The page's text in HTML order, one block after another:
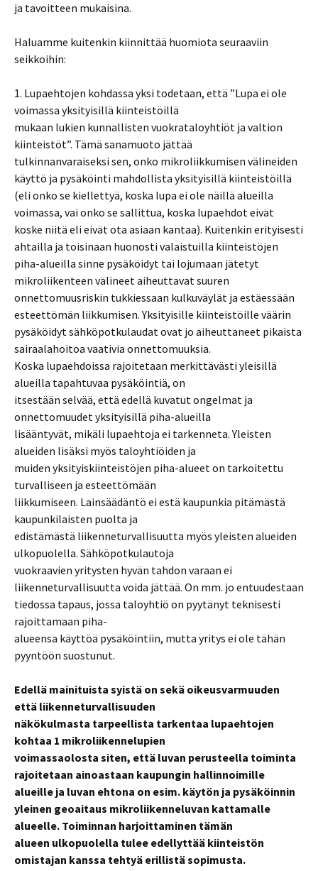
ja tavoitteen mukaisina.
Haluamme kuitenkin kiinnittää huomiota seuraaviin
seikkoihin:
1. Lupaehtojen kohdassa yksi todetaan, että ”Lupa ei ole
voimassa yksityisillä kiinteistöillä
mukaan lukien kunnallisten vuokrataloyhtiöt ja valtion
kiinteistöt”. Tämä sanamuoto jättää
tulkinnanvaraiseksi sen, onko mikroliikkumisen välineiden
käyttö ja pysäköinti mahdollista yksityisillä kiinteistöillä
(eli onko se kiellettyä, koska lupa ei ole näillä alueilla
voimassa, vai onko se sallittua, koska lupaehdot eivät
koske niitä eli eivät ota asiaan kantaa). Kuitenkin erityisesti
ahtailla ja toisinaan huonosti valaistuilla kiinteistöjen
piha-alueilla sinne pysäköidyt tai lojumaan jätetyt
mikroliikenteen välineet aiheuttavat suuren
onnettomuusriskin tukkiessaan kulkuväylät ja estäessään
esteettömän liikkumisen. Yksityisille kiinteistöille väärin
pysäköidyt sähköpotkulaudat ovat jo aiheuttaneet pikaista
sairaalahoitoa vaativia onnettomuuksia.
Koska lupaehdoissa rajoitetaan merkittävästi yleisillä
alueilla tapahtuvaa pysäköintiä, on
itsestään selvää, että edellä kuvatut ongelmat ja
onnettomuudet yksityisillä piha-alueilla
lisääntyvät, mikäli lupaehtoja ei tarkenneta. Yleisten
alueiden lisäksi myös taloyhtiöiden ja
muiden yksityiskiinteistöjen piha-alueet on tarkoitettu
turvalliseen ja esteettömään
liikkumiseen. Lainsäädäntö ei estä kaupunkia pitämästä
kaupunkilaisten puolta ja
edistämästä liikenneturvallisuutta myös yleisten alueiden
ulkopuolella. Sähköpotkulautoja
vuokraavien yritysten hyvän tahdon varaan ei
liikenneturvallisuutta voida jättää. On mm. jo entuudestaan
tiedossa tapaus, jossa taloyhtiö on pyytänyt teknisesti
rajoittamaan piha-
alueensa käyttöä pysäköintiin, mutta yritys ei ole tähän
pyyntöön suostunut.
Edellä mainituista syistä on sekä oikeusvarmuuden
että liikenneturvallisuuden
näkökulmasta tarpeellista tarkentaa lupaehtojen
kohtaa 1 mikroliikennelupien
voimassaolosta siten, että luvan perusteella toiminta
rajoitetaan ainoastaan kaupungin hallinnoimille
alueille ja luvan ehtona on esim. käytön ja pysäköinnin
yleinen geoaitaus mikroliikenneluvan kattamalle
alueelle. Toiminnan harjoittaminen tämän
alueen ulkopuolella tulee edellyttää kiinteistön
omistajan kanssa tehtyä erillistä sopimusta.